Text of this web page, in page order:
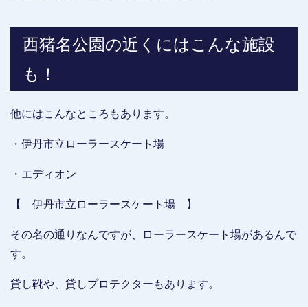
西猪名公園の近くにはこんな施設
も！
他にはこんなところもあります。
・伊丹市立ローラースケート場
・エディオン
【 伊丹市立ローラースケート場 】
その名の通りなんですが、ローラースケート場があるんで
す。
貸し靴や、貸しプロテクターもあります。